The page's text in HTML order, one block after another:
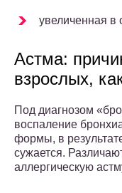
увеличенная в
Астма:
взрослых,
Под диагнозом
воспаление
формы, в
сужается.
аллергическую